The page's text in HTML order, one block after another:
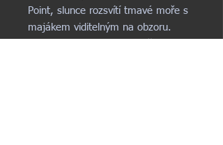
Point, slunce rozsvítí tmavé moře s
majákem viditelným na obzoru.